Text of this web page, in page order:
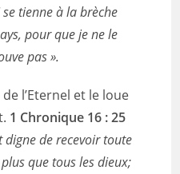
tienne à la brèche
pour que je ne le
pas ».
l’Eternel et le loue
1 Chronique 16 : 25
digne de recevoir toute
que tous les dieux;